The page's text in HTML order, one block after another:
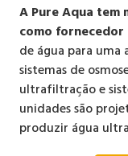
A Pure Aqua tem
como fornecedor
de água para uma
sistemas de
ultrafiltração e
unidades são
produzir água